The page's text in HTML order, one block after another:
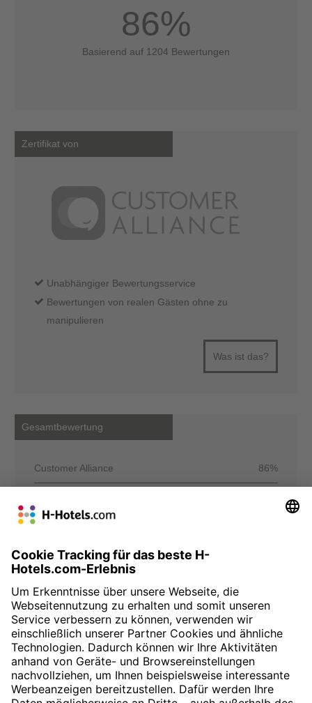
86%
Basierend auf 1204 Bewertungen
Zertifikat von
Unabhängiger Bewertungsservice
Bewertungen von realen Gästen ohne zu
manipulieren
Was ist das?
Gesamtbewertung
Customer Alliance 86%